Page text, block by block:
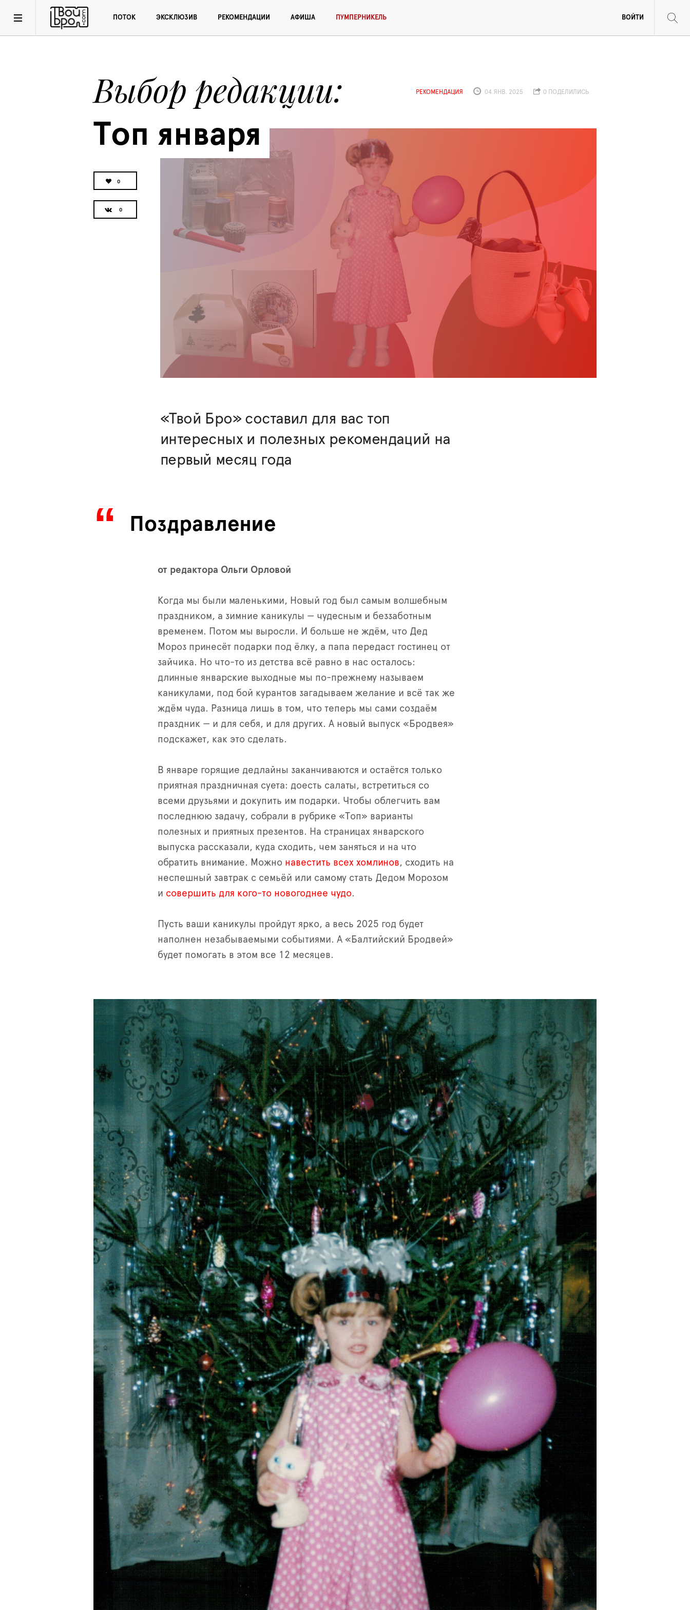
ПОТОК ЭКСКЛЮЗИВ РЕКОМЕНДАЦИИ АФИША ПУМПЕРНИКЕЛЬ ВОЙТИ
Выбор редакции
Топ января
0
РЕКОМЕНДАЦИЯ 04 ЯНВ. 2025 0 ПОДЕЛИЛИСЬ
«Твой Бро» составил для вас топ
интересных и полезных рекомендаций на
первый месяц года
Поздравление
от редактора Ольги Орловой
Когда мы были маленькими, Новый год был самым волшебным
праздником, а зимние каникулы — чудесным и беззаботным
временем. Потом мы выросли. И больше не ждём, что Дед
Мороз принесёт подарки под ёлку, а папа передаст гостинец от
зайчика. Но что-то из детства всё равно в нас осталось:
длинные январские выходные мы по-прежнему называем
каникулами, под бой курантов загадываем желание и всё так же
ждём чуда. Разница лишь в том, что теперь мы сами создаём
праздник — и для себя, и для других. А новый выпуск «Бродвея»
подскажет, как это сделать.
В январе горящие дедлайны заканчиваются и остаётся только
приятная праздничная суета: доесть салаты, встретиться со
всеми друзьями и докупить им подарки. Чтобы облегчить вам
последнюю задачу, собрали в рубрике «Топ» варианты
полезных и приятных презентов. На страницах январского
выпуска рассказали, куда сходить, чем заняться и на что
обратить внимание. Можно навестить всех хомлинов, сходить на
неспешный завтрак с семьёй или самому стать Дедом Морозом
и совершить для кого-то новогоднее чудо.
Пусть ваши каникулы пройдут ярко, а весь 2025 год будет
наполнен незабываемыми событиями. А «Балтийский Бродвей»
будет помогать в этом все 12 месяцев.